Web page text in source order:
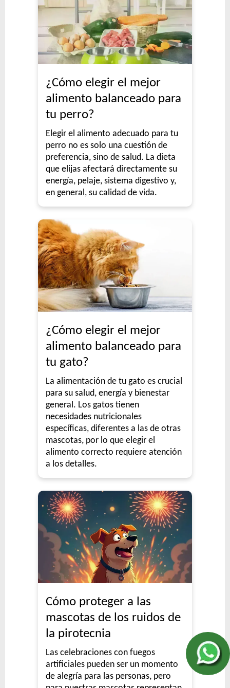
¿Cómo elegir el mejor
alimento balanceado para
tu perro?
Elegir el alimento adecuado para tu
perro no es solo una cuestión de
preferencia, sino de salud. La dieta
que elijas afectará directamente su
energía, pelaje, sistema digestivo y,
en general, su calidad de vida.
¿Cómo elegir el mejor
alimento balanceado para
tu gato?
La alimentación de tu gato es crucial
para su salud, energía y bienestar
general. Los gatos tienen
necesidades nutricionales
específicas, diferentes a las de otras
mascotas, por lo que elegir el
alimento correcto requiere atención
a los detalles.
Cómo proteger a las
mascotas de los ruidos de
la pirotecnia
Las celebraciones con fuegos
artificiales pueden ser un momento
de alegría para las personas, pero